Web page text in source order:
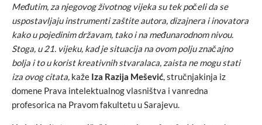
Međutim, za njegovog životnog vijeka su tek počeli da se
uspostavljaju instrumenti zaštite autora, dizajnera i inovatora
kako u pojedinim državam, tako i na međunarodnom nivou.
Stoga, u 21. vijeku, kad je situacija na ovom polju značajno
bolja i to u korist kreativnih stvaralaca, zaista ne mogu stati
iza ovog citata, kaže Iza Razija Mešević, stručnjakinja iz
domene Prava intelektualnog vlasništva i vanredna
profesorica na Pravom fakultetu u Sarajevu.